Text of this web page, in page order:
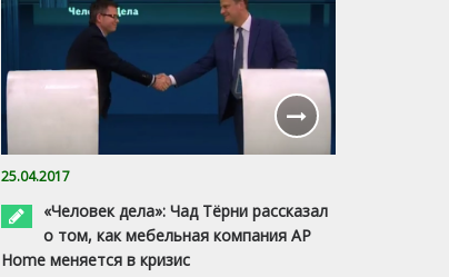
25.04.2017
«Человек дела»: Чад Тёрни рассказал
о том, как мебельная компания AP
Home меняется в кризис